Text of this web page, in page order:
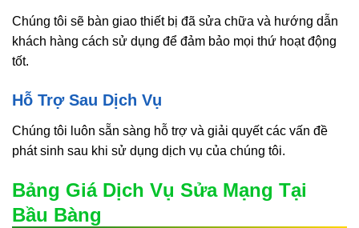
Chúng tôi sẽ bàn giao thiết bị đã sửa chữa và hướng dẫn
khách hàng cách sử dụng để đảm bảo mọi thứ hoạt động
tốt.
Hỗ Trợ Sau Dịch Vụ
Chúng tôi luôn sẵn sàng hỗ trợ và giải quyết các vấn đề
phát sinh sau khi sử dụng dịch vụ của chúng tôi.
Bảng Giá Dịch Vụ Sửa Mạng Tại
Bầu Bàng